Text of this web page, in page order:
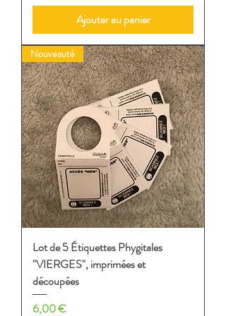
Ajouter au panier
Nouveauté
Lot de 5 Étiquettes Phygitales
"VIERGES", imprimées et
découpées
Prix
6,00 €